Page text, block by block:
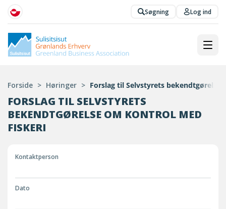
Søgning Log ind
Forside > Høringer > Forslag til Selvstyrets
FORSLAG TIL SELVSTYRETS
BEKENDTGØRELSE OM KONTROL MED
FISKERI
Kontaktperson
Dato